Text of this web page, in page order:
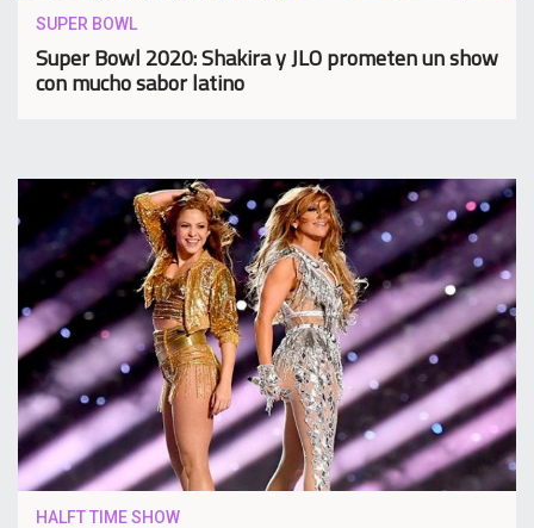
SUPER BOWL
Super Bowl 2020: Shakira y JLO prometen un show
con mucho sabor latino
HALFT TIME SHOW